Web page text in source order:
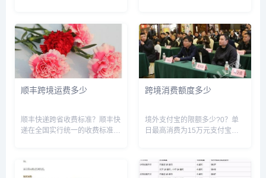
进入国外市场了吗，华为进入海
外市场，华为跨境转移利润，华
为跨国公司，华为现在还能销售
到海外...
境电商培训培训授课，跨境电商
培训有哪些坑要避免，跨境电商
培训大概要学多久呢，跨...
顺丰跨境运费多少
顺丰快递跨省收费标准？顺丰快
递在全国实行统一的收费标准，
价，如果超重需要加2-5元不等
的续重费。大件省内件一般一公
跨境消费额度多少
境外支付宝的限额多少?0？单
日最高消费为15万元支付宝的
且还走出国门，很多境外的商户
都支持使用支付宝，目前使用范